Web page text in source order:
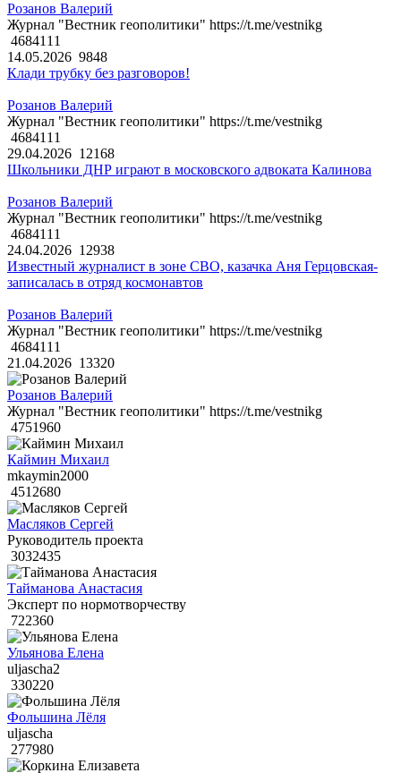
Розанов Валерий
Журнал "Вестник геополитики" https://t.me/vestnikg
4684111
14.05.2026 9848
Клади трубку без разговоров!
Розанов Валерий
Журнал "Вестник геополитики" https://t.me/vestnikg
4684111
29.04.2026 12168
Школьники ДНР играют в московского адвоката Калинова
Розанов Валерий
Журнал "Вестник геополитики" https://t.me/vestnikg
4684111
24.04.2026 12938
Известный журналист в зоне СВО, казачка Аня Герцовская-
записалась в отряд космонавтов
Розанов Валерий
Журнал "Вестник геополитики" https://t.me/vestnikg
4684111
21.04.2026 13320
Розанов Валерий
Журнал "Вестник геополитики" https://t.me/vestnikg
4751960
Каймин Михаил
mkaymin2000
4512680
Масляков Сергей
Руководитель проекта
3032435
Тайманова Анастасия
Эксперт по нормотворчеству
722360
Ульянова Елена
uljascha2
330220
Фольшина Лёля
uljascha
277980